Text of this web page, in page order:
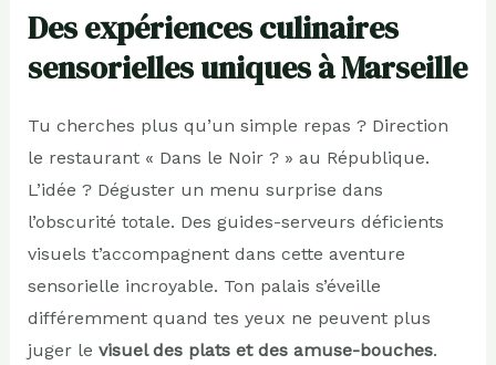
Des expériences culinaires
sensorielles uniques à Marseille
Tu cherches plus qu’un simple repas ? Direction
le restaurant « Dans le Noir ? » au République.
L’idée ? Déguster un menu surprise dans
l’obscurité totale. Des guides-serveurs déficients
visuels t’accompagnent dans cette aventure
sensorielle incroyable. Ton palais s’éveille
différemment quand tes yeux ne peuvent plus
juger le visuel des plats et des amuse-bouches.